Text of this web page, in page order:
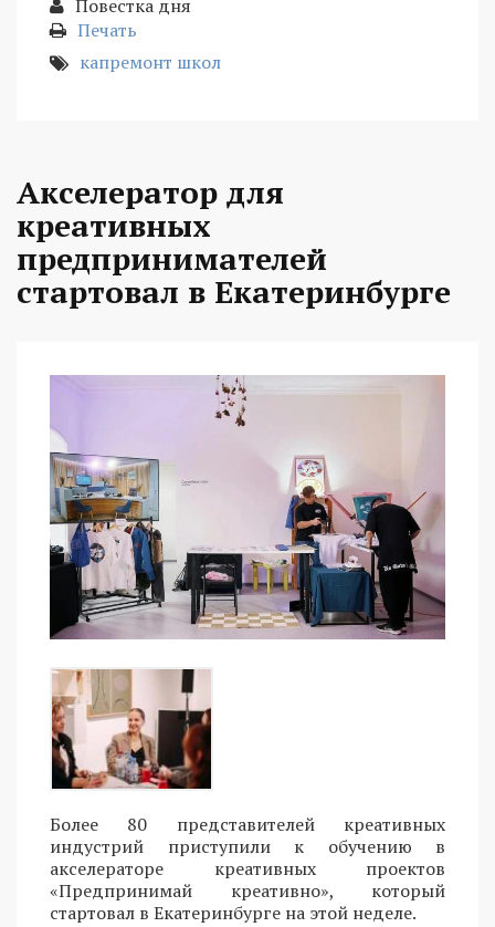
Повестка дня
Печать
капремонт школ
Акселератор для
креативных
предпринимателей
стартовал в Екатеринбурге
Более 80 представителей креативных
индустрий приступили к обучению в
акселераторе креативных проектов
«Предпринимай креативно», который
стартовал в Екатеринбурге на этой неделе.